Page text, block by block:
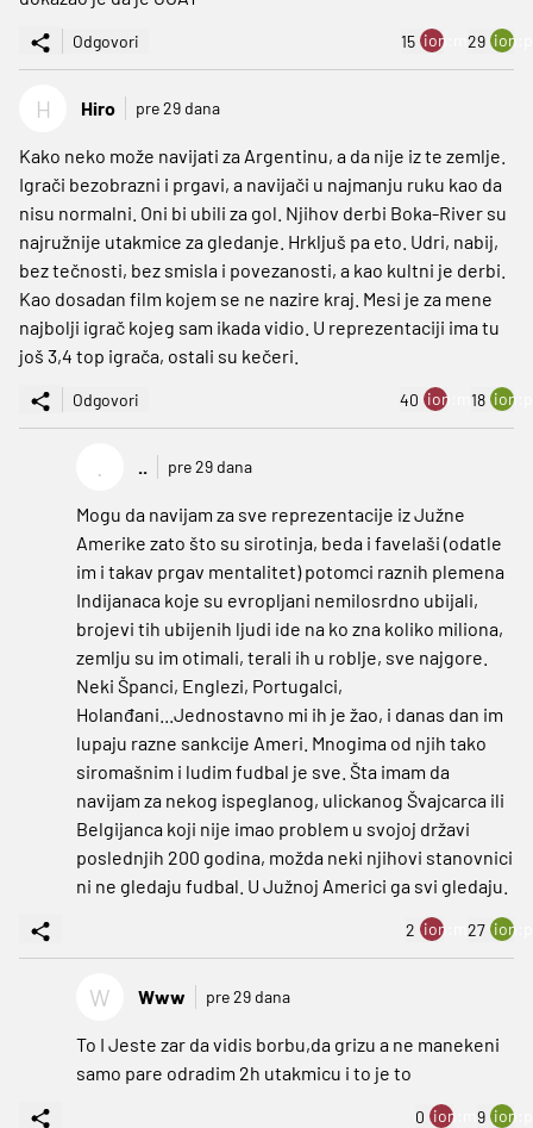
Odgovori 15 ion:minus
29
H Hiro pre 29 dana
Kako neko može navijati za Argentinu, a da nije iz te zemlje.
Igrači bezobrazni i prgavi, a navijači u najmanju ruku kao da
nisu normalni. Oni bi ubili za gol. Njihov derbi Boka-River su
najružnije utakmice za gledanje. Hrkljuš pa eto. Udri, nabij,
bez tečnosti, bez smisla i povezanosti, a kao kultni je derbi.
Kao dosadan film kojem se ne nazire kraj. Mesi je za mene
najbolji igrač kojeg sam ikada vidio. U reprezentaciji ima tu
još 3,4 top igrača, ostali su kečeri.
Odgovori 40 ion:minus
18
. .. pre 29 dana
Mogu da navijam za sve reprezentacije iz Južne
Amerike zato što su sirotinja, beda i favelaši (odatle
im i takav prgav mentalitet) potomci raznih plemena
Indijanaca koje su evropljani nemilosrdno ubijali,
brojevi tih ubijenih ljudi ide na ko zna koliko miliona,
zemlju su im otimali, terali ih u roblje, sve najgore.
Neki Španci, Englezi, Portugalci,
Holanđani...Jednostavno mi ih je žao, i danas dan im
lupaju razne sankcije Ameri. Mnogima od njih tako
siromašnim i ludim fudbal je sve. Šta imam da
navijam za nekog ispeglanog, ulickanog Švajcarca ili
Belgijanca koji nije imao problem u svojoj državi
poslednjih 200 godina, možda neki njihovi stanovnici
ni ne gledaju fudbal. U Južnoj Americi ga svi gledaju.
2 ion:minus
27
W Www pre 29 dana
To I Jeste zar da vidis borbu,da grizu a ne manekeni
samo pare odradim 2h utakmicu i to je to
0 ion:minus
9